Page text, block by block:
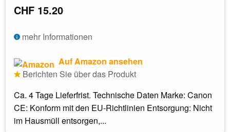
CHF 15.20
mehr Informationen
Auf Amazon ansehen
Berichten Sie über das Produkt
Ca. 4 Tage Lieferfrist. Technische Daten Marke: Canon
CE: Konform mit den EU-Richtlinien Entsorgung: Nicht
im Hausmüll entsorgen,...